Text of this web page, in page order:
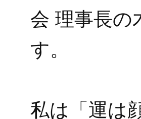
会 理事長の
す。
私は「運は